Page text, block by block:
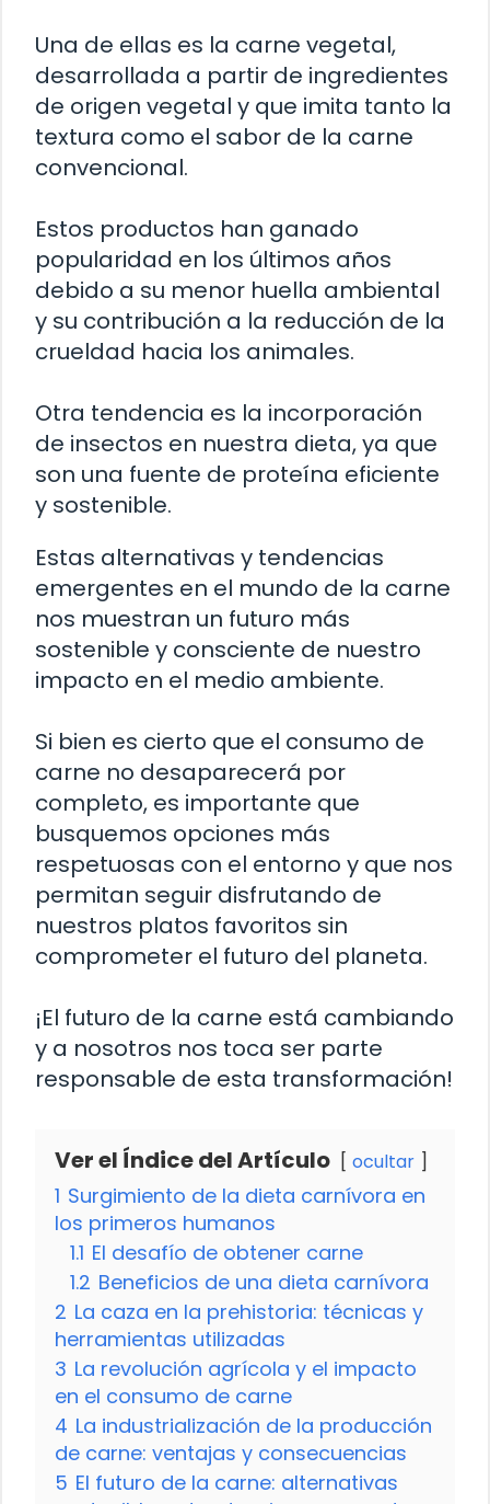
Una de ellas es la carne vegetal,
desarrollada a partir de ingredientes
de origen vegetal y que imita tanto la
textura como el sabor de la carne
convencional.
Estos productos han ganado
popularidad en los últimos años
debido a su menor huella ambiental
y su contribución a la reducción de la
crueldad hacia los animales.
Otra tendencia es la incorporación
de insectos en nuestra dieta, ya que
son una fuente de proteína eficiente
y sostenible.
Estas alternativas y tendencias
emergentes en el mundo de la carne
nos muestran un futuro más
sostenible y consciente de nuestro
impacto en el medio ambiente.
Si bien es cierto que el consumo de
carne no desaparecerá por
completo, es importante que
busquemos opciones más
respetuosas con el entorno y que nos
permitan seguir disfrutando de
nuestros platos favoritos sin
comprometer el futuro del planeta.
¡El futuro de la carne está cambiando
y a nosotros nos toca ser parte
responsable de esta transformación!
Ver el Índice del Artículo ocultar
1 Surgimiento de la dieta carnívora en
los primeros humanos
1.1 El desafío de obtener carne
1.2 Beneficios de una dieta carnívora
2 La caza en la prehistoria: técnicas y
herramientas utilizadas
3 La revolución agrícola y el impacto
en el consumo de carne
4 La industrialización de la producción
de carne: ventajas y consecuencias
5 El futuro de la carne: alternativas